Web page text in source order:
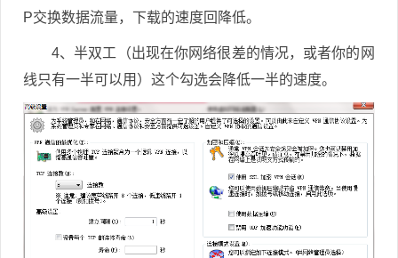
P交换数据流量，下载的速度回降低。
4、半双工（出现在你网络很差的情况，或者你的网
线只有一半可以用）这个勾选会降低一半的速度。